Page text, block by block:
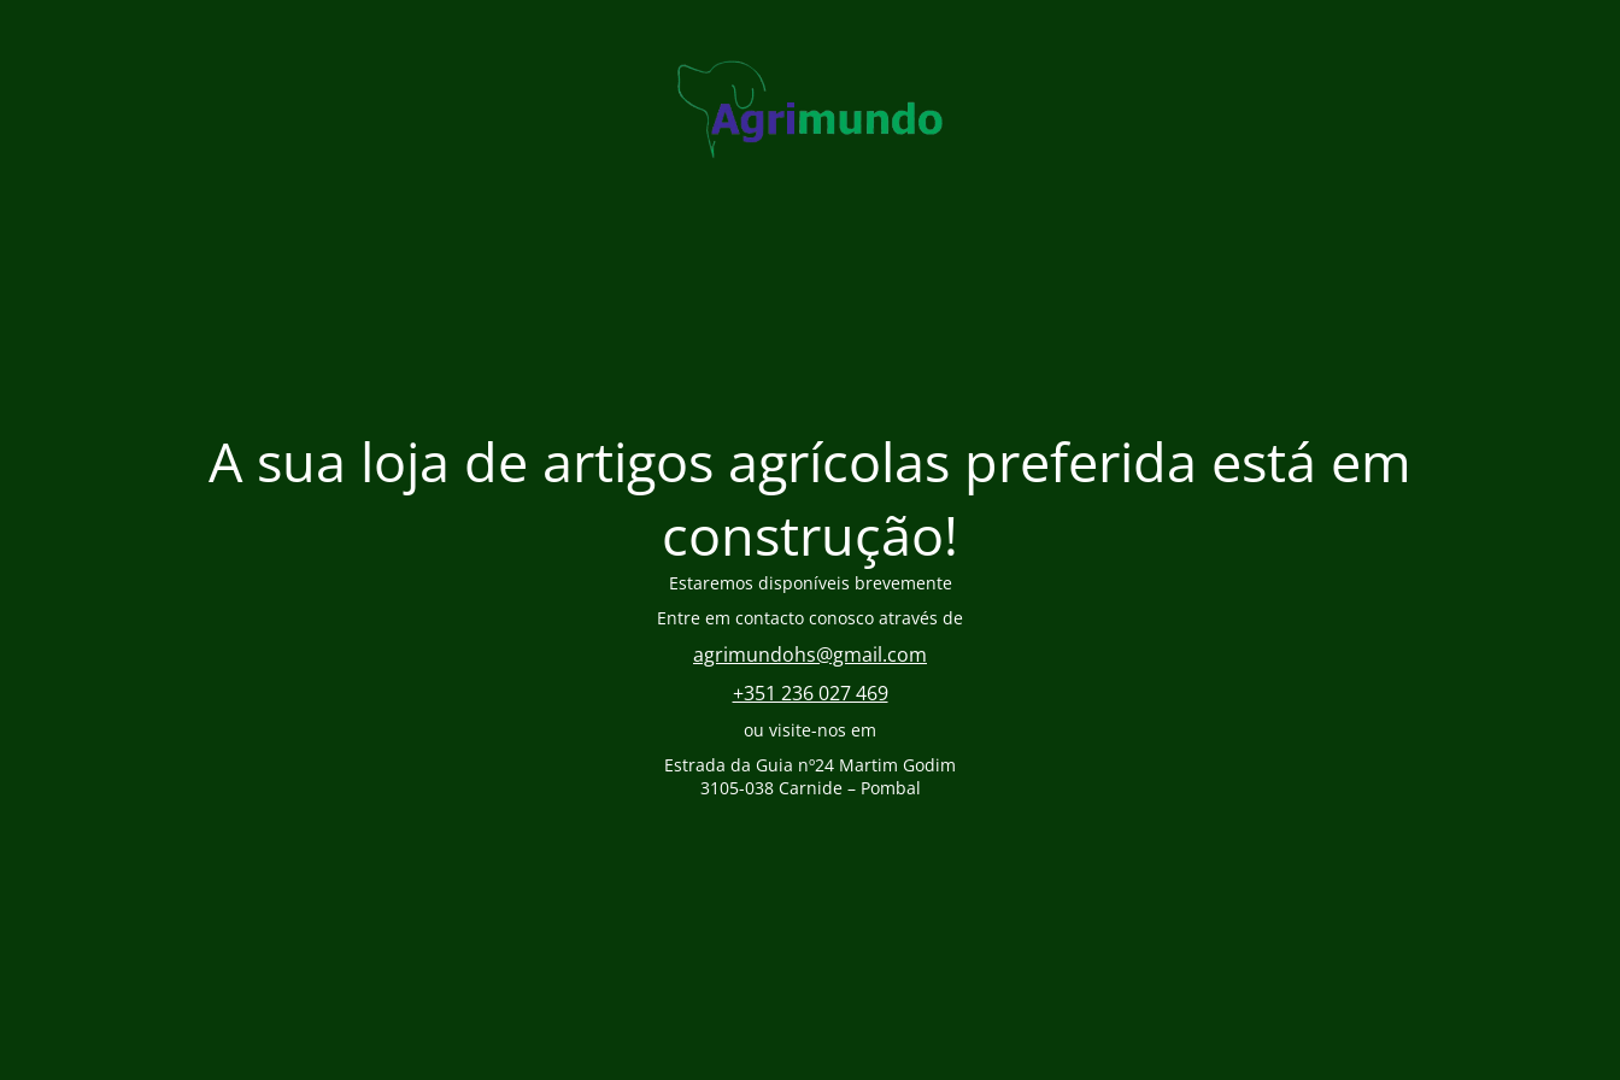
A sua loja de artigos agrícolas preferida está em
construção!
Estaremos disponíveis brevemente
Entre em contacto conosco através de
agrimundohs@gmail.com
+351 236 027 469
ou visite-nos em
Estrada da Guia nº24 Martim Godim
3105-038 Carnide – Pombal